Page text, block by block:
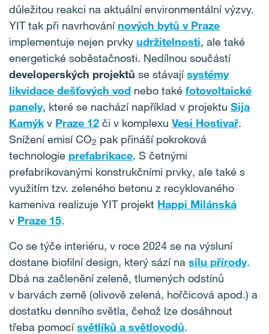
důležitou reakci na aktuální environmentální výzvy.
YIT tak při navrhování nových bytů v Praze
implementuje nejen prvky udržitelnosti, ale také
energetické soběstačnosti. Nedílnou součástí
developerských projektů se stávajísystémy
likvidace dešťových vod nebo také fotovoltaické
panely, které se nachází například v projektu Sija
Kamýk v Praze 12 či v komplexu Vesi Hostivař.
Snížení emisí CO2 pak přináší pokroková
technologie prefabrikace. S četnými
prefabrikovanými konstrukčními prvky, ale také s
využitím tzv. zeleného betonu z recyklovaného
kameniva realizuje YIT projekt Happi Milánská
v Praze 15.
Co se týče interiéru, v roce 2024 se na výsluní
dostane biofilní design, který sází na sílu přírody.
Dbá na začlenění zeleně, tlumených odstínů
v barvách země (olivově zelená, hořčicová apod.) a
dostatku denního světla, čehož lze dosáhnout
třeba pomocísvětlíků a světlovodů.